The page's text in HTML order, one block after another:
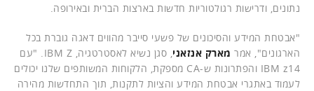
נתונים, ודרישות רגולטוריות חדשות בארצות הברית ובאירופה.
"אבטחת המידע והסיכונים של פשעי סייבר מהווים דאגה גוברת בכל
הארגונים", אמר מארק אנזאני
, סגן נשיא לאסטרטגיה, IBM Z. "עם
IBM z14 והפתרונות ש-CA מספקת, הלקוחות המשותפים שלנו יכולים
לעמוד באתגרי אבטחת המידע והציות לתקנות, תוך התחדשות מהירה